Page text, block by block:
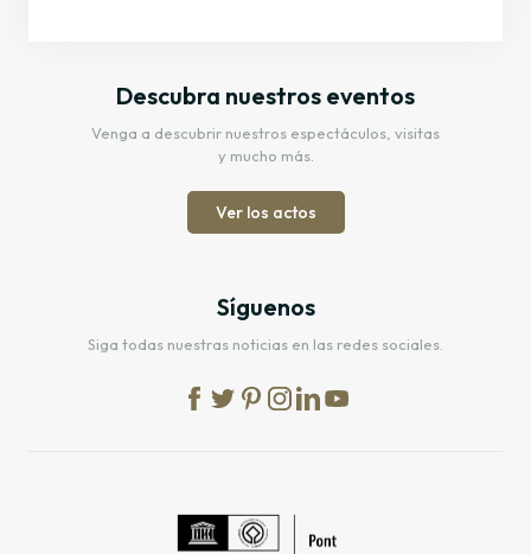
Descubra nuestros eventos
Venga a descubrir nuestros espectáculos, visitas
y mucho más.
Ver los actos
Síguenos
Siga todas nuestras noticias en las redes sociales.